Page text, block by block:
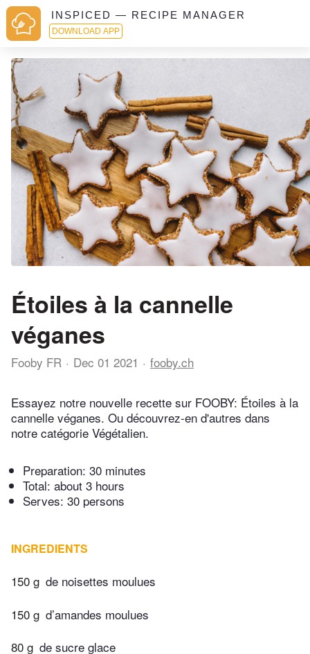
INSPICED — RECIPE MANAGER
DOWNLOAD APP
Étoiles à la cannelle
véganes
Fooby FR Dec 01 2021 fooby.ch
Essayez notre nouvelle recette sur FOOBY: Étoiles à la
cannelle véganes. Ou découvrez-en d'autres dans
notre catégorie Végétalien.
Preparation: 30 minutes
Total: about 3 hours
Serves: 30 persons
INGREDIENTS
150 g de noisettes moulues
150 g d’amandes moulues
80 g de sucre glace